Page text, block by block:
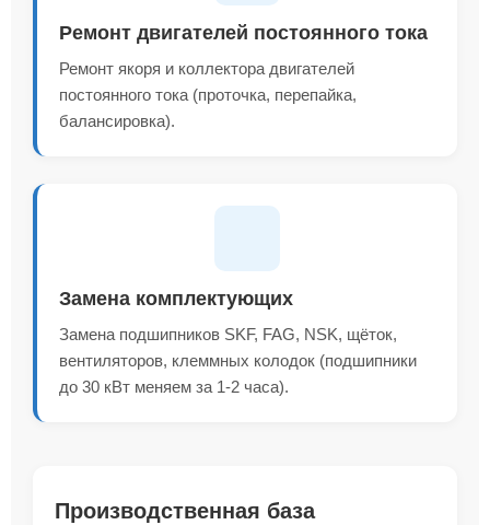
Ремонт двигателей постоянного тока
Ремонт якоря и коллектора двигателей
постоянного тока (проточка, перепайка,
балансировка).
Замена комплектующих
Замена подшипников SKF, FAG, NSK, щёток,
вентиляторов, клеммных колодок (подшипники
до 30 кВт меняем за 1-2 часа).
Производственная база